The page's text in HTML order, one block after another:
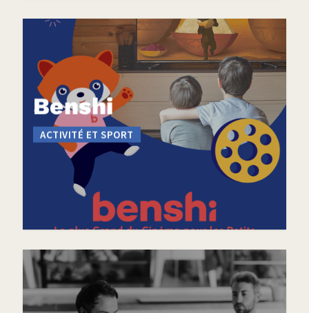
Benshi
ACTIVITÉ ET SPORT